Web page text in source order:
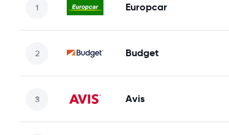
Europcar
Budget
Avis